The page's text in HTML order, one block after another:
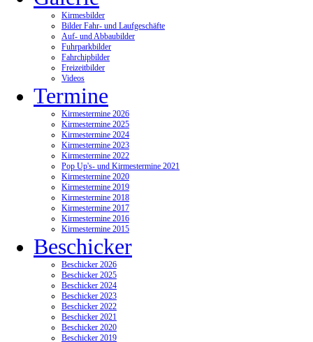
Kirmesbilder
Bilder Fahr- und Laufgeschäfte
Auf- und Abbaubilder
Fuhrparkbilder
Fahrchipbilder
Freizeitbilder
Videos
Termine
Kirmestermine 2026
Kirmestermine 2025
Kirmestermine 2024
Kirmestermine 2023
Kirmestermine 2022
Pop Up's- und Kirmestermine 2021
Kirmestermine 2020
Kirmestermine 2019
Kirmestermine 2018
Kirmestermine 2017
Kirmestermine 2016
Kirmestermine 2015
Beschicker
Beschicker 2026
Beschicker 2025
Beschicker 2024
Beschicker 2023
Beschicker 2022
Beschicker 2021
Beschicker 2020
Beschicker 2019